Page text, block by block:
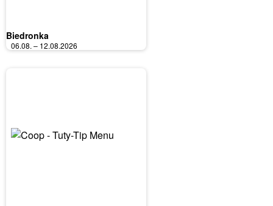
Biedronka
06.08. – 12.08.2026